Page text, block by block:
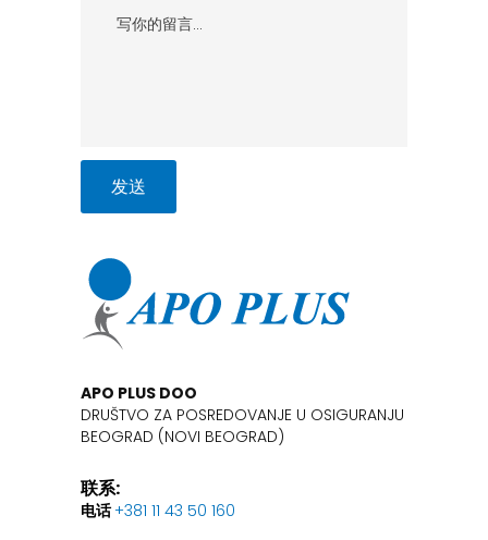
APO PLUS DOO
DRUŠTVO ZA POSREDOVANJE U OSIGURANJU
BEOGRAD (NOVI BEOGRAD)
联系:
电话+381 11 43 50 160